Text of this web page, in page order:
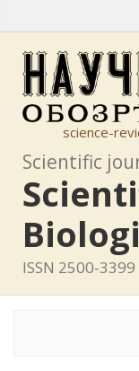
science-
Scientific
ISSN 2500-3399